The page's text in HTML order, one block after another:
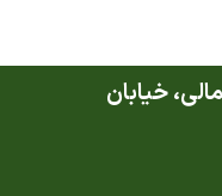
خیابان